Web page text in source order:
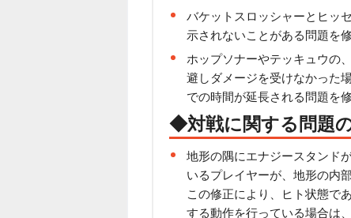
バケットスロッシャーとヒッ
示されないことがある問題を
ホップソナーやテッキュウの
避しダメージを受けなかった
での時間が延長される問題を
◆対戦に関する問題
地形の隅にエナジースタンド
いるプレイヤーが、地形の内
この修正により、ヒト状態で
する動作を行っている場合は